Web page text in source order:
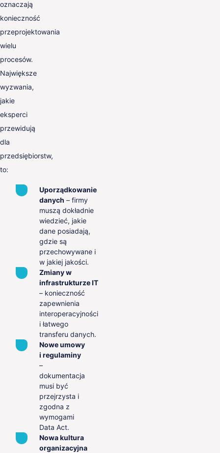
oznaczają
konieczność
przeprojektowania
wielu
procesów.
Największe
wyzwania,
jakie
eksperci
przewidują
dla
przedsiębiorstw,
to:
Uporządkowanie
danych – firmy
muszą dokładnie
wiedzieć, jakie
dane posiadają,
gdzie są
przechowywane i
w jakiej jakości.
Zmiany w
infrastrukturze IT
– konieczność
zapewnienia
interoperacyjności
i łatwego
transferu danych.
Nowe umowy
i regulaminy
–
dokumentacja
musi być
przejrzysta i
zgodna z
wymogami
Data Act.
Nowa kultura
organizacyjna